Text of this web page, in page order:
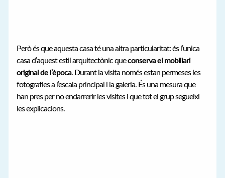
Però és que aquesta casa té una altra particularitat: és l’unica
casa d’aquest estil arquitectònic queconserva el mobiliari
original de l’època. Durant la visita només estan permeses les
fotografies a l’escala principal i la galeria. És una mesura que
han pres per no endarrerir les visites i que tot el grup segueixi
les explicacions.